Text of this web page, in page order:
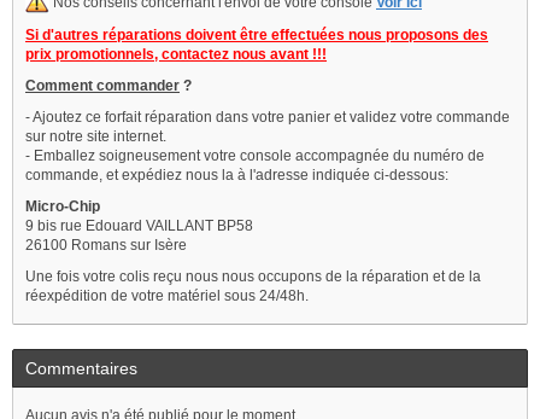
Si d'autres réparations doivent être effectuées nous proposons des
prix promotionnels, contactez nous avant !!!
Comment commander ?
- Ajoutez ce forfait réparation dans votre panier et validez votre commande
sur notre site internet.
- Emballez soigneusement votre console accompagnée du numéro de
commande, et expédiez nous la à l'adresse indiquée ci-dessous:
Micro-Chip
9 bis rue Edouard VAILLANT BP58
26100 Romans sur Isère
Une fois votre colis reçu nous nous occupons de la réparation et de la
réexpédition de votre matériel sous 24/48h.
Commentaires
Aucun avis n'a été publié pour le moment.